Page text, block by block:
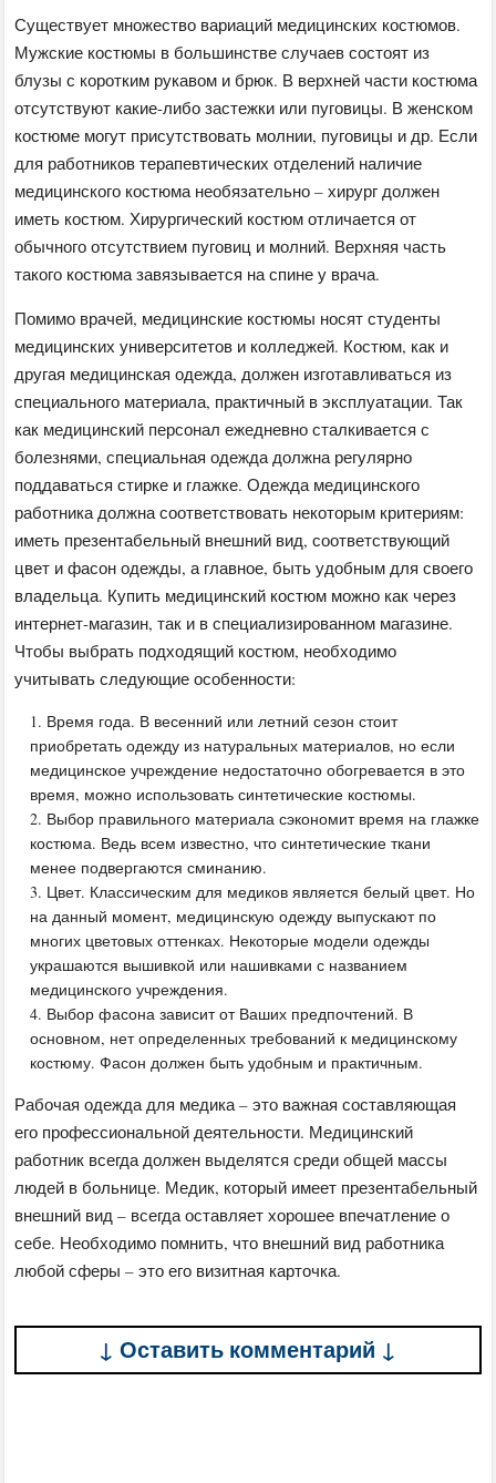
Существует множество вариаций медицинских костюмов.
Мужские костюмы в большинстве случаев состоят из
блузы с коротким рукавом и брюк. В верхней части костюма
отсутствуют какие-либо застежки или пуговицы. В женском
костюме могут присутствовать молнии, пуговицы и др. Если
для работников терапевтических отделений наличие
медицинского костюма необязательно – хирург должен
иметь костюм. Хирургический костюм отличается от
обычного отсутствием пуговиц и молний. Верхняя часть
такого костюма завязывается на спине у врача.
Помимо врачей, медицинские костюмы носят студенты
медицинских университетов и колледжей. Костюм, как и
другая медицинская одежда, должен изготавливаться из
специального материала, практичный в эксплуатации. Так
как медицинский персонал ежедневно сталкивается с
болезнями, специальная одежда должна регулярно
поддаваться стирке и глажке. Одежда медицинского
работника должна соответствовать некоторым критериям:
иметь презентабельный внешний вид, соответствующий
цвет и фасон одежды, а главное, быть удобным для своего
владельца. Купить медицинский костюм можно как через
интернет-магазин, так и в специализированном магазине.
Чтобы выбрать подходящий костюм, необходимо
учитывать следующие особенности:
Время года. В весенний или летний сезон стоит
приобретать одежду из натуральных материалов, но если
медицинское учреждение недостаточно обогревается в это
время, можно использовать синтетические костюмы.
Выбор правильного материала сэкономит время на глажке
костюма. Ведь всем известно, что синтетические ткани
менее подвергаются сминанию.
Цвет. Классическим для медиков является белый цвет. Но
на данный момент, медицинскую одежду выпускают по
многих цветовых оттенках. Некоторые модели одежды
украшаются вышивкой или нашивками с названием
медицинского учреждения.
Выбор фасона зависит от Ваших предпочтений. В
основном, нет определенных требований к медицинскому
костюму. Фасон должен быть удобным и практичным.
Рабочая одежда для медика – это важная составляющая
его профессиональной деятельности. Медицинский
работник всегда должен выделятся среди общей массы
людей в больнице. Медик, который имеет презентабельный
внешний вид – всегда оставляет хорошее впечатление о
себе. Необходимо помнить, что внешний вид работника
любой сферы – это его визитная карточка.
↓ Оставить комментарий ↓